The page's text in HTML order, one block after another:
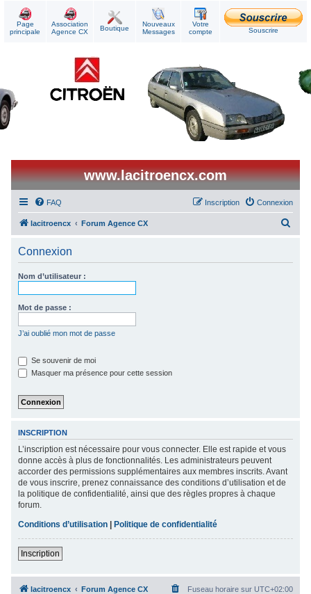
Page
principale
Association
Agence CX
Boutique
Nouveaux
Messages
Votre
compte
Souscrire
www.lacitroencx.com
FAQ Connexion
Inscription
lacitroencx Forum Agence CX
Connexion
Nom d’utilisateur :
Mot de passe :
J’ai oublié mon mot de passe
Se souvenir de moi
Masquer ma présence pour cette session
INSCRIPTION
L’inscription est nécessaire pour vous connecter. Elle est rapide et vous
donne accès à plus de fonctionnalités. Les administrateurs peuvent
accorder des permissions supplémentaires aux membres inscrits. Avant
de vous inscrire, prenez connaissance des conditions d’utilisation et de
la politique de confidentialité, ainsi que des règles propres à chaque
forum.
Conditions d’utilisation |Politique de confidentialité
Inscription
lacitroencx Forum Agence CX Fuseau horaire sur UTC+02:00